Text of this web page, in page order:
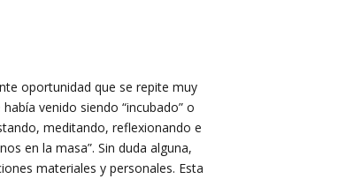
oportunidad que se repite muy
venido siendo “incubado” o
meditando, reflexionando e
en la masa”. Sin duda alguna,
materiales y personales. Esta